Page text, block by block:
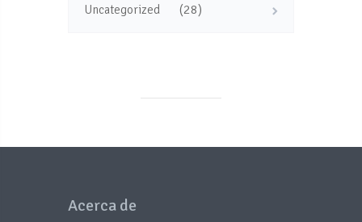
Uncategorized (28)
Acerca de